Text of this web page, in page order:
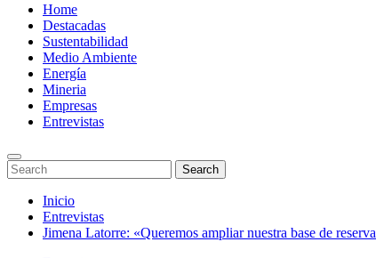
Menu
Home
Destacadas
Sustentabilidad
Medio Ambiente
Energía
Mineria
Empresas
Entrevistas
Enter
Keyword
Search
for:
Search
Search
Saltar
contenido
Inicio
Entrevistas
Jimena Latorre: «Queremos ampliar nuestra base de